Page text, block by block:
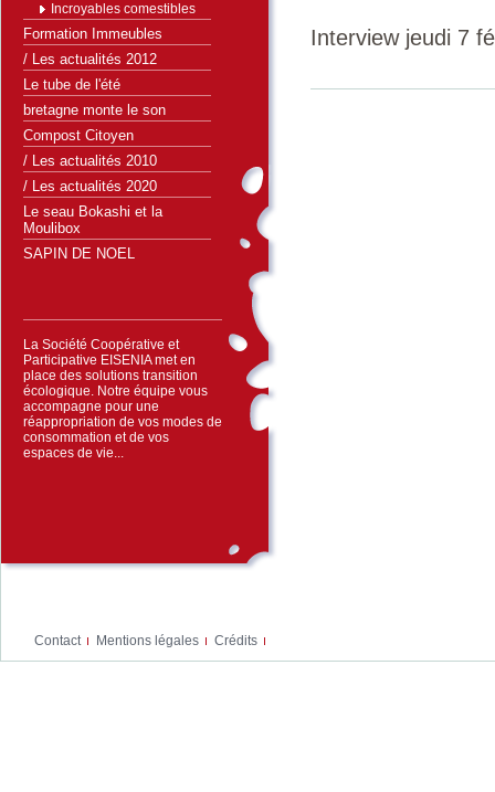
Incroyables comestibles
Formation Immeubles
/ Les actualités 2012
Le tube de l'été
bretagne monte le son
Compost Citoyen
/ Les actualités 2010
/ Les actualités 2020
Le seau Bokashi et la
Moulibox
SAPIN DE NOEL
La Société Coopérative et
Participative EISENIA met en
place des solutions transition
écologique. Notre équipe vous
accompagne pour une
réappropriation de vos modes de
consommation et de vos
espaces de vie...
Interview jeudi 7
Contact Mentions légales Crédits